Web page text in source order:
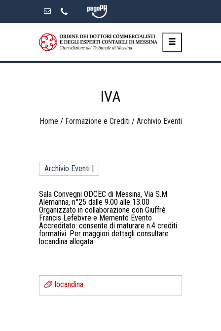
IVA
Home / Formazione e Crediti / Archivio Eventi
Archivio Eventi
Sala Convegni ODCEC di Messina, Via S.M.
Alemanna, n°25 dalle 9.00 alle 13.00
Organizzato in collaborazione con Giuffrè
Francis Lefebvre e Memento Evento
Accreditato: consente di maturare n.4 crediti
formativi. Per maggiori dettagli consultare
locandina allegata.
locandina